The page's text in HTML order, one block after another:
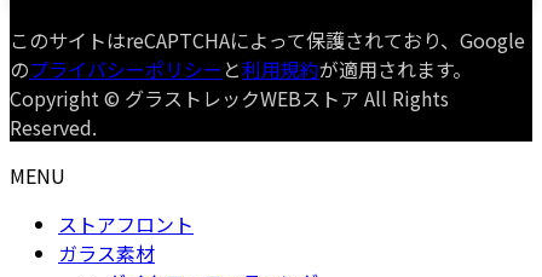
このサイトはreCAPTCHAによって保護されており、Google
のプライバシーポリシー と利用規約が適用されます。
Copyright © グラストレックWEBストア All Rights
Reserved.
MENU
ストアフロント
ガラス素材